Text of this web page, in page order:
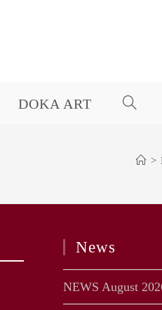
DOKA ART
>
News
NEWS August